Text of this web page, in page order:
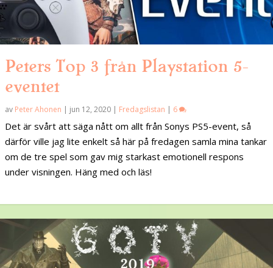
Peters Top 3 från Playstation 5-
eventet
av Peter Ahonen | jun 12, 2020 | Fredagslistan | 6
Det är svårt att säga nått om allt från Sonys PS5-event, så
därför ville jag lite enkelt så här på fredagen samla mina tankar
om de tre spel som gav mig starkast emotionell respons
under visningen. Häng med och läs!